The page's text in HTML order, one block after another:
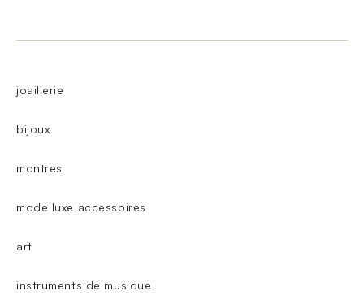
joaillerie
bijoux
montres
mode luxe accessoires
art
instruments de musique